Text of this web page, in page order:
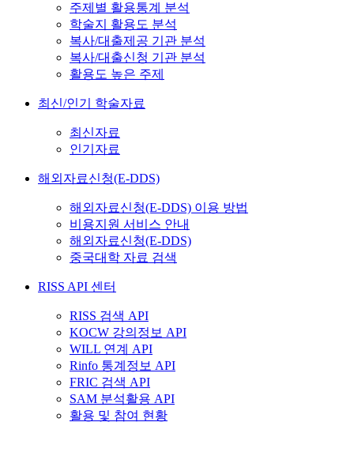
주제별 활용통계 분석
학술지 활용도 분석
복사/대출제공 기관 분석
복사/대출신청 기관 분석
활용도 높은 주제
최신/인기 학술자료
최신자료
인기자료
해외자료신청(E-DDS)
해외자료신청(E-DDS) 이용 방법
비용지원 서비스 안내
해외자료신청(E-DDS)
중국대학 자료 검색
RISS API 센터
RISS 검색 API
KOCW 강의정보 API
WILL 연계 API
Rinfo 통계정보 API
FRIC 검색 API
SAM 분석활용 API
활용 및 참여 현황